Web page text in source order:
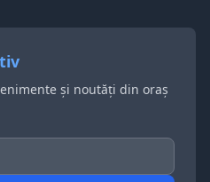
și noutăți din oraș